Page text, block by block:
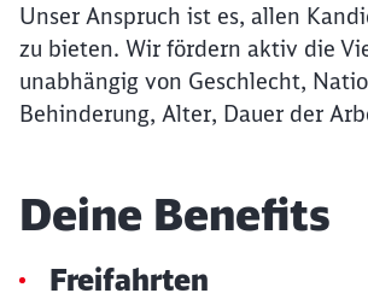
Unser Anspruch ist es, allen
zu bieten. Wir fördern aktiv die
unabhängig von Geschlecht,
Behinderung, Alter, Dauer der
Deine Benefits
Freifahrten